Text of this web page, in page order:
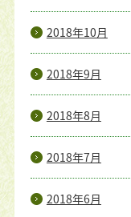
2018年10月
2018年9月
2018年8月
2018年7月
2018年6月